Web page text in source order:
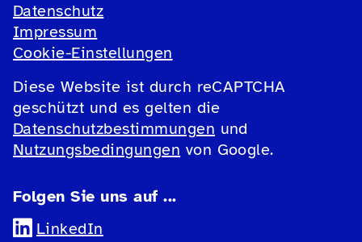
Datenschutz
Impressum
Cookie-Einstellungen
Diese Website ist durch reCAPTCHA
geschützt und es gelten die
Datenschutzbestimmungen und
Nutzungsbedingungen von Google.
Folgen Sie uns auf ...
LinkedIn